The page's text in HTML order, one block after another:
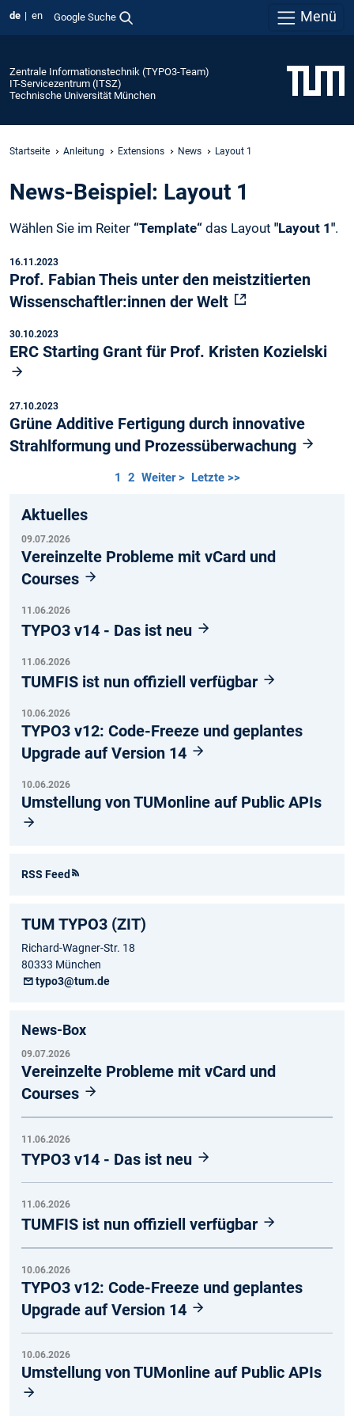
de en Google Suche Menü
Zentrale Informationstechnik (TYPO3-Team)
IT-Servicezentrum (ITSZ)
Technische Universität München
Startseite Anleitung Extensions News Layout 1
News-Beispiel: Layout 1
Wählen Sie im Reiter “Template“ das Layout "Layout 1".
16.11.2023
Prof. Fabian Theis unter den meistzitierten
Wissenschaftler:innen der Welt
30.10.2023
ERC Starting Grant für Prof. Kristen Kozielski
27.10.2023
Grüne Additive Fertigung durch innovative
Strahlformung und Prozessüberwachung
1 2 Weiter > Letzte >>
Aktuelles
09.07.2026
Vereinzelte Probleme mit vCard und
Courses
11.06.2026
TYPO3 v14 - Das ist neu
11.06.2026
TUMFIS ist nun offiziell verfügbar
10.06.2026
TYPO3 v12: Code-Freeze und geplantes
Upgrade auf Version 14
10.06.2026
Umstellung von TUMonline auf Public APIs
RSS Feed
TUM TYPO3 (ZIT)
Richard-Wagner-Str. 18
80333 München
typo3@tum.de
News-Box
09.07.2026
Vereinzelte Probleme mit vCard und
Courses
11.06.2026
TYPO3 v14 - Das ist neu
11.06.2026
TUMFIS ist nun offiziell verfügbar
10.06.2026
TYPO3 v12: Code-Freeze und geplantes
Upgrade auf Version 14
10.06.2026
Umstellung von TUMonline auf Public APIs